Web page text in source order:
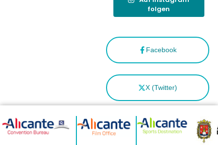
Facebook
X (Twitter)
folgen